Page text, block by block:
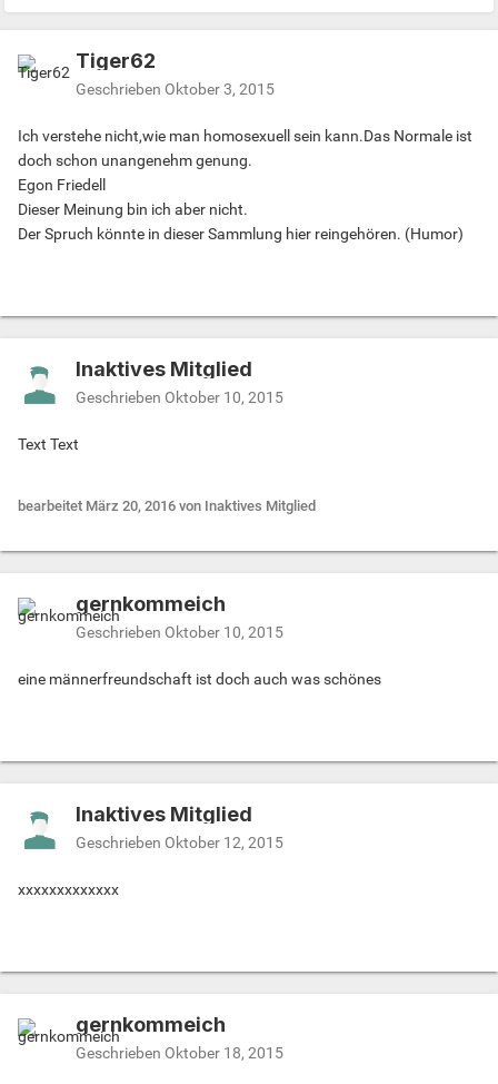
Tiger62
Geschrieben Oktober 3, 2015
Ich verstehe nicht,wie man homosexuell sein kann.Das Normale ist
doch schon unangenehm genung.
Egon Friedell
Dieser Meinung bin ich aber nicht.
Der Spruch könnte in dieser Sammlung hier reingehören. (Humor)
Inaktives Mitglied
Geschrieben Oktober 10, 2015
Text Text
bearbeitet März 20, 2016 von Inaktives Mitglied
gernkommeich
Geschrieben Oktober 10, 2015
eine männerfreundschaft ist doch auch was schönes
Inaktives Mitglied
Geschrieben Oktober 12, 2015
xxxxxxxxxxxxx
gernkommeich
Geschrieben Oktober 18, 2015